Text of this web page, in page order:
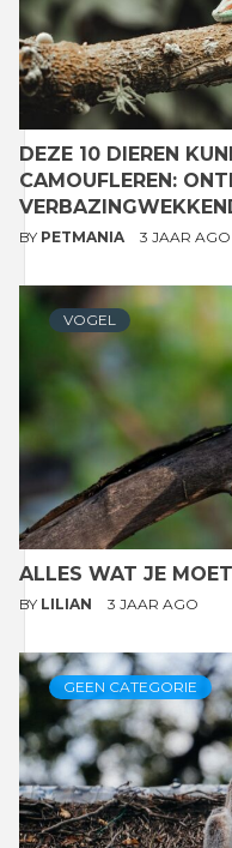
DEZE 10 DIEREN
CAMOUFLEREN:
BY PETMANIA 3 JAAR AGO
VOGEL
ALLES WAT JE
BY LILIAN 3 JAAR AGO
GEEN CATEGORIE